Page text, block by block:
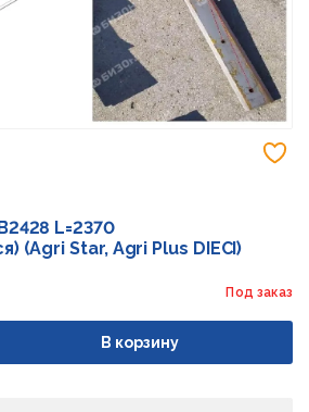
L=2370
(Agri Star, Agri Plus DIECI)
Под заказ
В корзину